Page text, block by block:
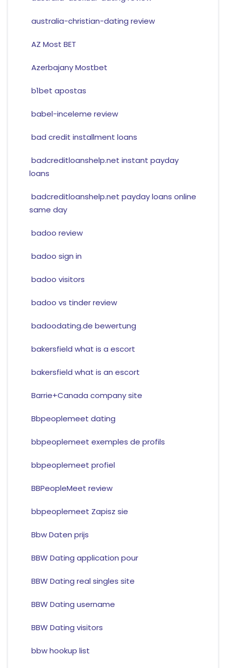
australia-christian-dating review
AZ Most BET
Azerbajany Mostbet
b1bet apostas
babel-inceleme review
bad credit installment loans
badcreditloanshelp.net instant payday
loans
badcreditloanshelp.net payday loans online
same day
badoo review
badoo sign in
badoo visitors
badoo vs tinder review
badoodating.de bewertung
bakersfield what is a escort
bakersfield what is an escort
Barrie+Canada company site
Bbpeoplemeet dating
bbpeoplemeet exemples de profils
bbpeoplemeet profiel
BBPeopleMeet review
bbpeoplemeet Zapisz sie
Bbw Daten prijs
BBW Dating application pour
BBW Dating real singles site
BBW Dating username
BBW Dating visitors
bbw hookup list